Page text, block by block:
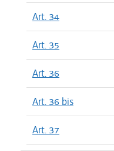
Art. 34
Art. 35
Art. 36
Art. 36 bis
Art. 37